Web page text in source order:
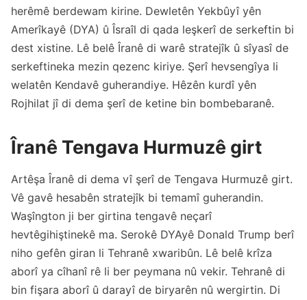
herêmê berdewam kirine. Dewletên Yekbûyî yên
Amerîkayê (DYA) û Îsraîl di qada leşkerî de serkeftin bi
dest xistine. Lê belê Îranê di warê stratejîk û sîyasî de
serkeftineka mezin qezenc kiriye. Şerî hevsengîya li
welatên Kendavê guherandiye. Hêzên kurdî yên
Rojhilat jî di dema şerî de ketine bin bombebaranê.
Îranê Tengava Hurmuzê girt
Artêşa Îranê di dema vî şerî de Tengava Hurmuzê girt.
Vê gavê hesabên stratejîk bi temamî guherandin.
Waşîngton ji ber girtina tengavê neçarî
hevtêgihiştinekê ma. Serokê DYAyê Donald Trump berî
niho gefên giran li Tehranê xwaribûn. Lê belê krîza
aborî ya cîhanî rê li ber peymana nû vekir. Tehranê di
bin fişara aborî û darayî de biryarên nû wergirtin. Di